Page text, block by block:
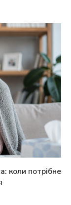
коли потрібне